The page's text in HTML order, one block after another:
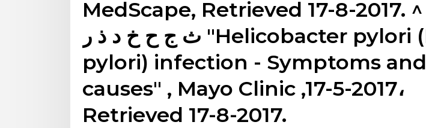
MedScape, Retrieved 17-8-2017. ^ أ ب ت
ث ج ح خ د ذ ر "Helicobacter pylori (H.
pylori) infection - Symptoms and
causes" , Mayo Clinic ,17-5-2017،
Retrieved 17-8-2017.